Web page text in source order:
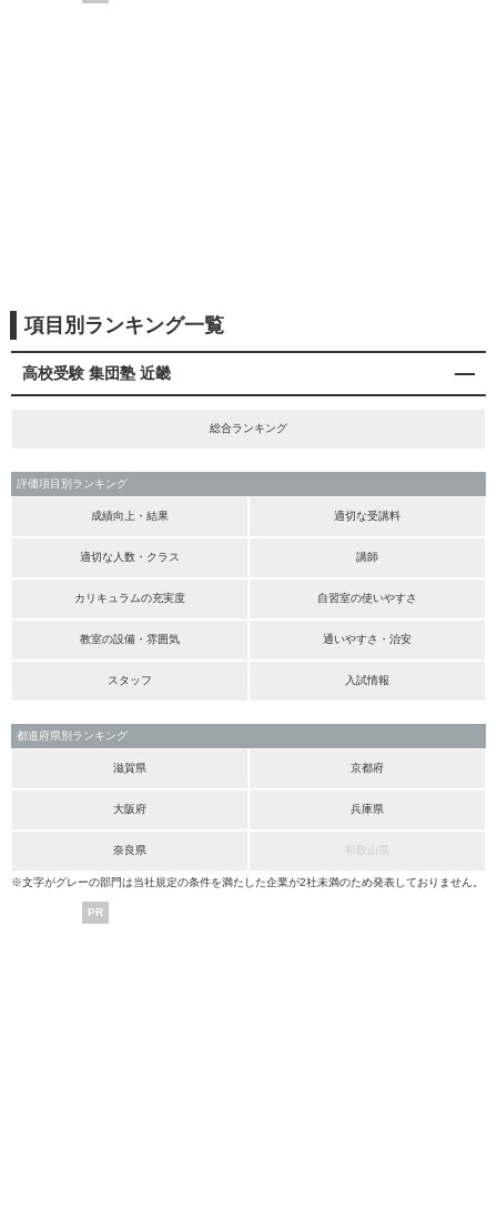
項目別ランキング一覧
高校受験 集団塾 近畿
総合ランキング
評価項目別ランキング
成績向上・結果 適切な受講料
適切な人数・クラス 講師
カリキュラムの充実度 自習室の使いやすさ
教室の設備・雰囲気 通いやすさ・治安
スタッフ 入試情報
都道府県別ランキング
滋賀県 京都府
大阪府 兵庫県
奈良県 和歌山県
※文字がグレーの部門は当社規定の条件を満たした企業が2社未満のため発表しておりません。
PR